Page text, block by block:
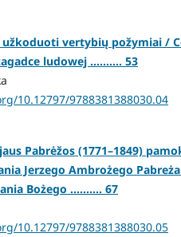
užkoduoti vertybių požymiai /
ludowej .......... 53
10.12797/9788381388030.04
Pabrėžos (1771–1849)
Jerzego Ambrożego
Bożego .......... 67
10.12797/9788381388030.05